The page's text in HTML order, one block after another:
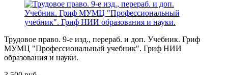
Трудовое право. 9-е изд., перераб. и доп. Учебник. Гриф
МУМЦ "Профессиональный учебник". Гриф НИИ
образования и науки.